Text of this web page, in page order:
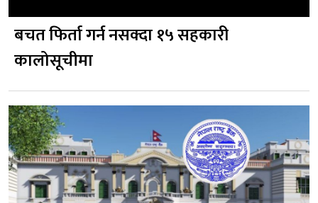
बचत फिर्ता गर्न नसक्दा १५ सहकारी
कालोसूचीमा